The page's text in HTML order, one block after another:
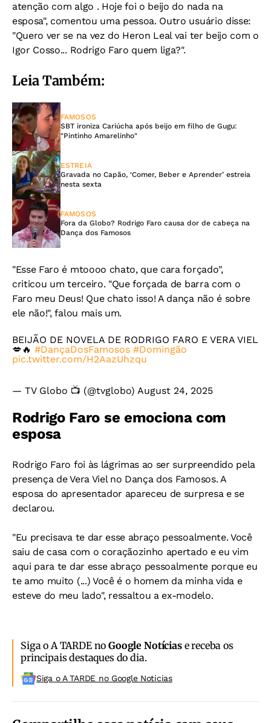
atenção com algo . Hoje foi o beijo do nada na
esposa", comentou uma pessoa. Outro usuário disse:
"Quero ver se na vez do Heron Leal vai ter beijo com o
Igor Cosso... Rodrigo Faro quem liga?".
Leia Também:
FAMOSOS
SBT ironiza Cariúcha após beijo em filho de Gugu:
"Pintinho Amarelinho"
ESTREIA
Gravada no Capão, ‘Comer, Beber e Aprender’ estreia
nesta sexta
FAMOSOS
Fora da Globo? Rodrigo Faro causa dor de cabeça na
Dança dos Famosos
"Esse Faro é mtoooo chato, que cara forçado",
criticou um terceiro. "Que forçada de barra com o
Faro meu Deus! Que chato isso! A dança não é sobre
ele não!", falou mais um.
BEIJÃO DE NOVELA DE RODRIGO FARO E VERA VIEL
💋🔥 #DançaDosFamosos #Domingão
pic.twitter.com/H2AazUhzqu
— TV Globo 📺 (@tvglobo) August 24, 2025
Rodrigo Faro se emociona com
esposa
Rodrigo Faro foi às lágrimas ao ser surpreendido pela
presença de Vera Viel no Dança dos Famosos. A
esposa do apresentador apareceu de surpresa e se
declarou.
"Eu precisava te dar esse abraço pessoalmente. Você
saiu de casa com o coraçãozinho apertado e eu vim
aqui para te dar esse abraço pessoalmente porque eu
te amo muito (...) Você é o homem da minha vida e
esteve do meu lado", ressaltou a ex-modelo.
Siga o A TARDE noGoogle Notíciase receba os
principais destaques do dia.
Siga o A TARDE no Google Noticias